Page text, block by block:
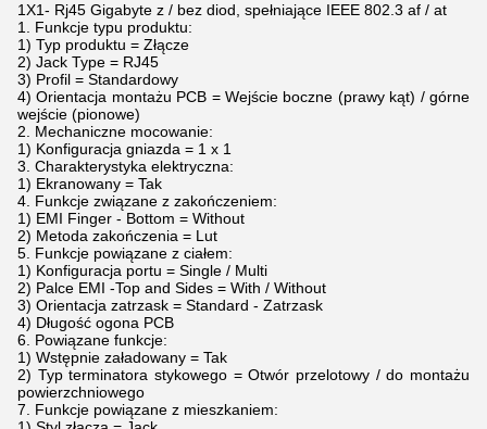
1X1- Rj45 Gigabyte z / bez diod, spełniające IEEE 802.3 af / at
1. Funkcje typu produktu:
1) Typ produktu = Złącze
2) Jack Type = RJ45
3) Profil = Standardowy
4) Orientacja montażu PCB = Wejście boczne (prawy kąt) / górne
wejście (pionowe)
2. Mechaniczne mocowanie:
1) Konfiguracja gniazda = 1 x 1
3. Charakterystyka elektryczna:
1) Ekranowany = Tak
4. Funkcje związane z zakończeniem:
1) EMI Finger - Bottom = Without
2) Metoda zakończenia = Lut
5. Funkcje powiązane z ciałem:
1) Konfiguracja portu = Single / Multi
2) Palce EMI -Top and Sides = With / Without
3) Orientacja zatrzask = Standard - Zatrzask
4) Długość ogona PCB
6. Powiązane funkcje:
1) Wstępnie załadowany = Tak
2) Typ terminatora stykowego = Otwór przelotowy / do montażu
powierzchniowego
7. Funkcje powiązane z mieszkaniem: